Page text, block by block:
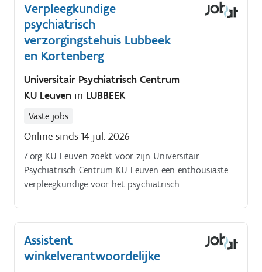
Verpleegkundige
psychiatrisch
verzorgingstehuis Lubbeek
en Kortenberg
Universitair Psychiatrisch Centrum
KU Leuven in LUBBEEK
Vaste jobs
Online sinds 14 jul. 2026
Z.org KU Leuven zoekt voor zijn Universitair
Psychiatrisch Centrum KU Leuven een enthousiaste
verpleegkundige voor het psychiatrisch
campus Kortenberg. Is warme langdurige zorg bieden
op een kleinschalige campus helemaal jouw ding?
Assistent
winkelverantwoordelijke